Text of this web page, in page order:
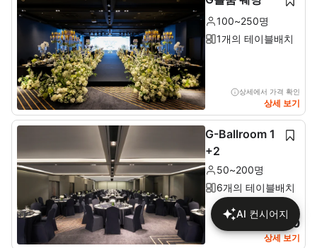
100~250명
1개의 테이블배치
상세에서 가격 확인
상세 보기
G-Ballroom 1
+2
50~200명
6개의 테이블배치
1인당 예상가
₩113,480
상세 보기
AI 컨시어지